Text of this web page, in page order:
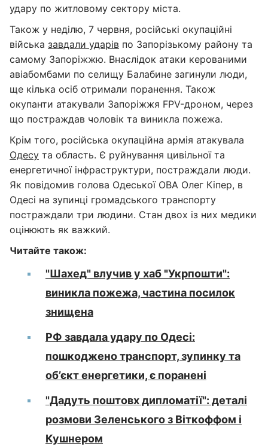
удару по житловому сектору міста.
Також у неділю, 7 червня, російські окупаційні
війська завдали ударів по Запорізькому району та
самому Запоріжжю. Внаслідок атаки керованими
авіабомбами по селищу Балабине загинули люди,
ще кілька осіб отримали поранення. Також
окупанти атакували Запоріжжя FPV-дроном, через
що постраждав чоловік та виникла пожежа.
Крім того, російська окупаційна армія атакувала
Одесу та область. Є руйнування цивільної та
енергетичної інфраструктури, постраждали люди.
Як повідомив голова Одеської ОВА Олег Кіпер, в
Одесі на зупинці громадського транспорту
постраждали три людини. Стан двох із них медики
оцінюють як важкий.
Читайте також:
"Шахед" влучив у хаб "Укрпошти":
виникла пожежа, частина посилок
знищена
РФ завдала удару по Одесі:
пошкоджено транспорт, зупинку та
об’єкт енергетики, є поранені
"Дадуть поштовх дипломатії": деталі
розмови Зеленського з Віткоффом і
Кушнером